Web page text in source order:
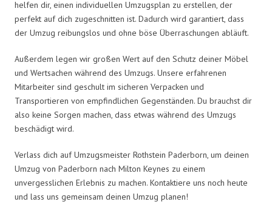
helfen dir, einen individuellen Umzugsplan zu erstellen, der
perfekt auf dich zugeschnitten ist. Dadurch wird garantiert, dass
der Umzug reibungslos und ohne böse Überraschungen abläuft.
Außerdem legen wir großen Wert auf den Schutz deiner Möbel
und Wertsachen während des Umzugs. Unsere erfahrenen
Mitarbeiter sind geschult im sicheren Verpacken und
Transportieren von empfindlichen Gegenständen. Du brauchst dir
also keine Sorgen machen, dass etwas während des Umzugs
beschädigt wird.
Verlass dich auf Umzugsmeister Rothstein Paderborn, um deinen
Umzug von Paderborn nach Milton Keynes zu einem
unvergesslichen Erlebnis zu machen. Kontaktiere uns noch heute
und lass uns gemeinsam deinen Umzug planen!